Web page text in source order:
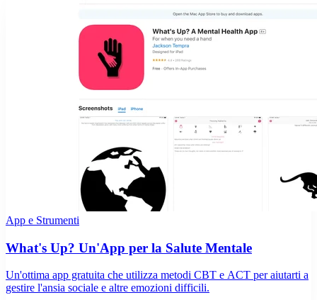
App e Strumenti
What's Up? Un'App per la Salute Mentale
Un'ottima app gratuita che utilizza metodi CBT e ACT per aiutarti a
gestire l'ansia sociale e altre emozioni difficili.